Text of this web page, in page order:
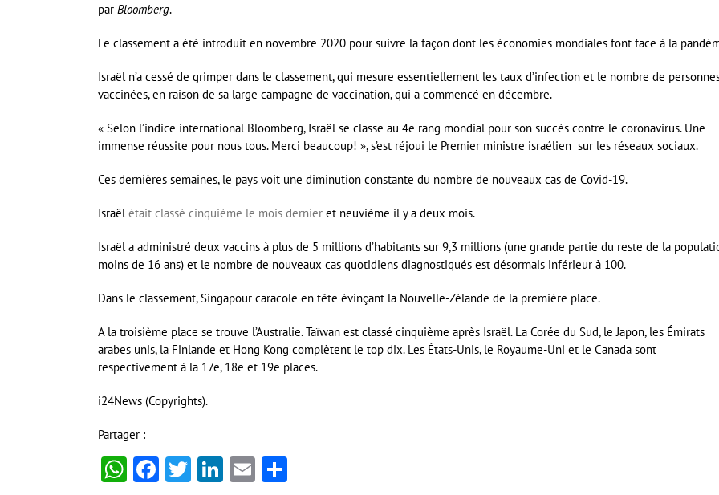
par Bloomberg.
Le classement a été introduit en novembre 2020 pour suivre la façon dont les économies mondiales font face à la
Israël n’a cessé de grimper dans le classement, qui mesure essentiellement les taux d’infection et le nombre de
vaccinées, en raison de sa large campagne de vaccination, qui a commencé en décembre.
« Selon l’indice international Bloomberg, Israël se classe au 4e rang mondial pour son succès contre le coronavirus. Une
immense réussite pour nous tous. Merci beaucoup! », s’est réjoui le Premier ministre israélien sur les réseaux sociaux.
Ces dernières semaines, le pays voit une diminution constante du nombre de nouveaux cas de Covid-19.
Israël était classé cinquième le mois dernier et neuvième il y a deux mois.
Israël a administré deux vaccins à plus de 5 millions d’habitants sur 9,3 millions (une grande partie du reste de la
moins de 16 ans) et le nombre de nouveaux cas quotidiens diagnostiqués est désormais inférieur à 100.
Dans le classement, Singapour caracole en tête évinçant la Nouvelle-Zélande de la première place.
A la troisième place se trouve l’Australie. Taïwan est classé cinquième après Israël. La Corée du Sud, le Japon, les Émirats
arabes unis, la Finlande et Hong Kong complètent le top dix. Les États-Unis, le Royaume-Uni et le Canada sont
respectivement à la 17e, 18e et 19e places.
i24News (Copyrights).
Partager :
WhatsApp
Facebook
Twitter
LinkedIn
Email